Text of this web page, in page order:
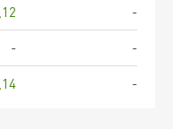
-
-
-
-